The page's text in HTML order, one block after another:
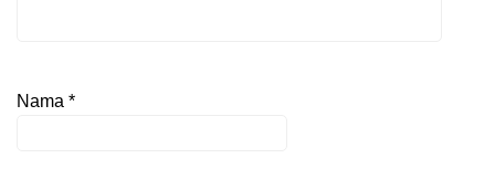
Nama *